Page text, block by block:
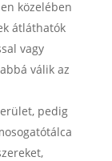
közelében
átláthatók
vagy
válik az
pedig